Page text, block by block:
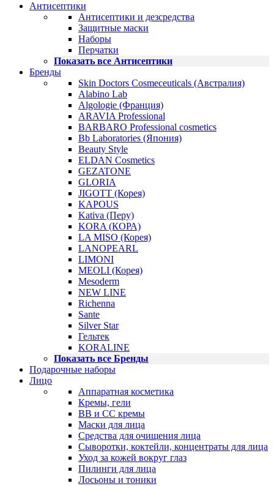
Антисептики
Антисептики и дезсредства
Защитные маски
Наборы
Перчатки
Показать все Антисептики
Бренды
Skin Doctors Cosmeceuticals (Австралия)
Alabino Lab
Algologie (Франция)
ARAVIA Professional
BARBARO Professional cosmetics
Bb Laboratories (Япония)
Beauty Style
ELDAN Cosmetics
GEZATONE
GLORIA
JIGOTT (Корея)
KAPOUS
Kativa (Перу)
KORA (КОРА)
LA MISO (Корея)
LANOPEARL
LIMONI
MEOLI (Корея)
Mesoderm
NEW LINE
Richenna
Sante
Silver Star
Гельтек
KORALINE
Показать все Бренды
Подарочные наборы
Лицо
Аппаратная косметика
Кремы, гели
BB и CC кремы
Маски для лица
Средства для очищения лица
Сыворотки, коктейли, концентраты для лица
Уход за кожей вокруг глаз
Пилинги для лица
Лосьоны и тоники